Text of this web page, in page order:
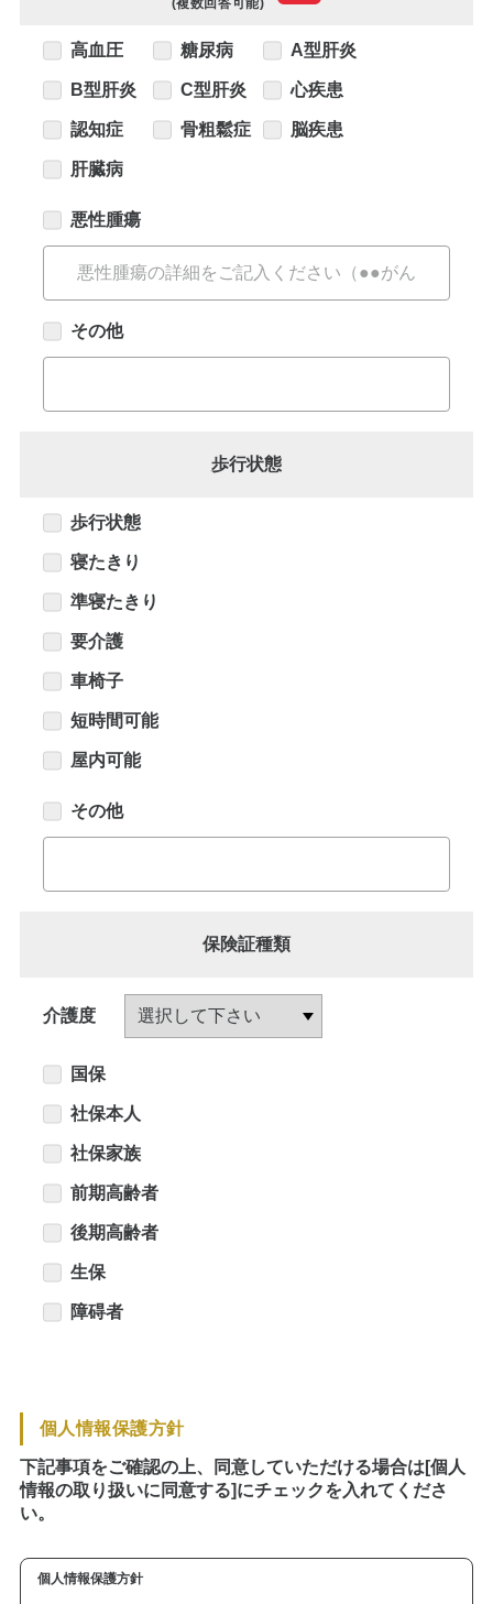
インプラント
ホワイトニング
歯科用CT撮影
歯列矯正
(複数回答可能)
高血圧 糖尿病 A型肝炎
B型肝炎 C型肝炎 心疾患
認知症 骨粗鬆症 脳疾患
肝臓病
悪性腫瘍
その他
歩行状態
歩行状態
寝たきり
準寝たきり
要介護
車椅子
短時間可能
屋内可能
その他
保険証種類
介護度
国保
社保本人
社保家族
前期高齢者
後期高齢者
生保
障碍者
個人情報保護方針
下記事項をご確認の上、同意していただける場合は[個人
情報の取り扱いに同意する]にチェックを入れてくださ
い。
個人情報保護方針